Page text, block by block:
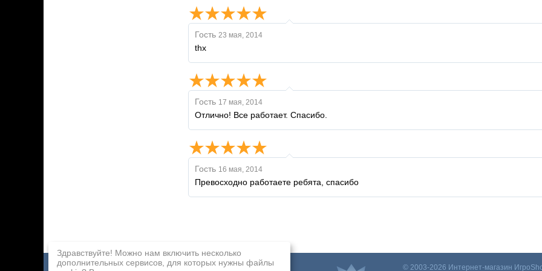
Гость 23 мая, 2014
thx
Гость 17 мая, 2014
Отлично! Все работает. Спасибо.
Гость 16 мая, 2014
Превосходно работаете ребята, спасибо
© 2003-2026 Интернет-магазин
Здравствуйте! Можно нам включить несколько
дополнительных сервисов, для которых нужны файлы